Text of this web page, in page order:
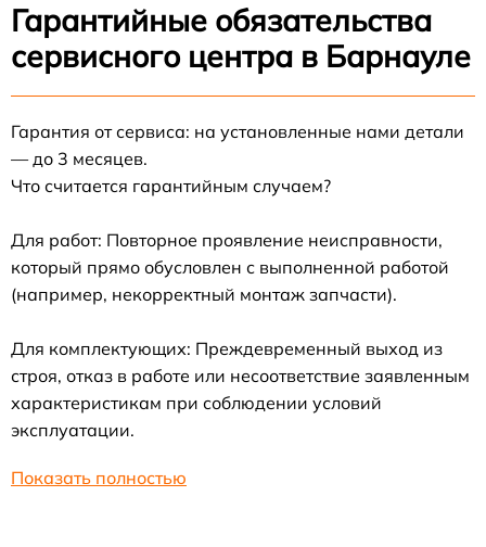
Гарантийные обязательства
сервисного центра в Барнауле
Гарантия от сервиса: на установленные нами детали
— до 3 месяцев.
Что считается гарантийным случаем?
Для работ: Повторное проявление неисправности,
который прямо обусловлен с выполненной работой
(например, некорректный монтаж запчасти).
Для комплектующих: Преждевременный выход из
строя, отказ в работе или несоответствие заявленным
характеристикам при соблюдении условий
эксплуатации.
Показать полностью